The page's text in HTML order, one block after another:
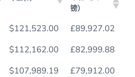
镑）
年薪($)
年薪（英
镑）
$121,523.00
£89,927.02
$112,162.00
£82,999.88
$107,989.19
£79,912.00